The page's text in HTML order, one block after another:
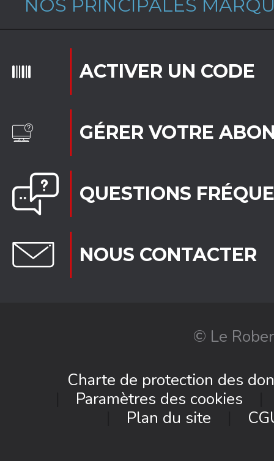
NOS PRINCIPALES
ACTIVER UN CODE
GÉRER VOTRE
QUESTIONS
NOUS CONTACTER
© Le
Charte de protection des
Paramètres des cookies
Plan du site